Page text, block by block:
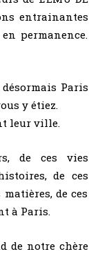
entrainantes
permanence.
Paris
y étiez.
leur ville.
de ces vies
de ces
de ces
à Paris.
de notre chère